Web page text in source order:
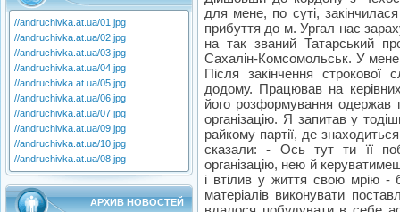
//andruchivka.at.ua/01.jpg
//andruchivka.at.ua/02.jpg
//andruchivka.at.ua/03.jpg
//andruchivka.at.ua/04.jpg
//andruchivka.at.ua/05.jpg
//andruchivka.at.ua/06.jpg
//andruchivka.at.ua/07.jpg
//andruchivka.at.ua/09.jpg
//andruchivka.at.ua/10.jpg
//andruchivka.at.ua/08.jpg
АРХИВ НОВОСТЕЙ
для мене, по суті,
прибуття до м. Ургал нас
на так званий Татарський
Сахалін-Комсомольськ. У мене
Після закінчення
додому. Працював на
його розформування одержав
організацію. Я запитав у
райкому партії, де
сказали: - Ось тут ти її
організацію, нею й
і втілив у життя свою мрію -
матеріалів виконувати